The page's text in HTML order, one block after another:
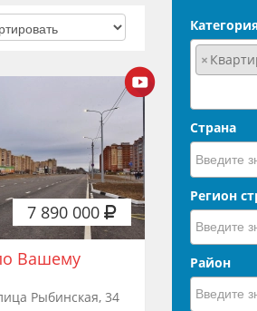
7 890 000
Вашему
Рыбинская, 34
×
Страна
Регион
Район